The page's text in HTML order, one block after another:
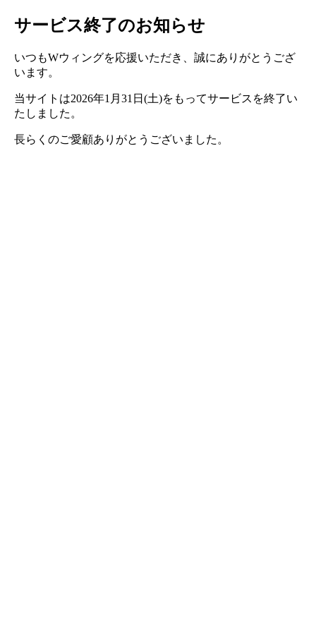
サービス終了のお知らせ
いつもWウィングを応援いただき、誠にありがとうござ
います。
当サイトは2026年1月31日(土)をもってサービスを終了い
たしました。
長らくのご愛顧ありがとうございました。